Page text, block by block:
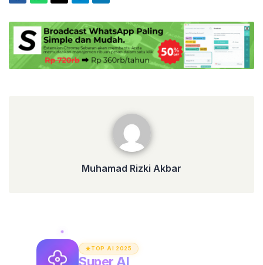
Muhamad Rizki Akbar
TOP AI 2025
Super AI